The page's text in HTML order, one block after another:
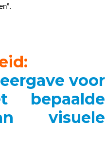
voor
bepaalde
visuele